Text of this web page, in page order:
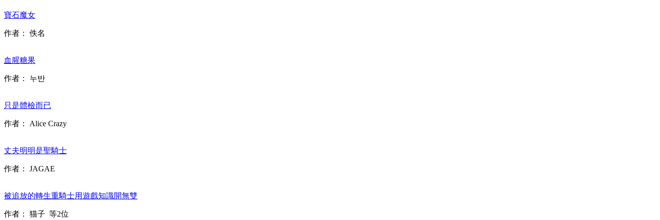
寶石魔女
作者： 佚名
血腥糖果
作者： 누반
只是體檢而已
作者： Alice Crazy
丈夫明明是聖騎士
作者： JAGAE
被追放的轉生重騎士用遊戲知識開無雙
作者： 猫子 等2位